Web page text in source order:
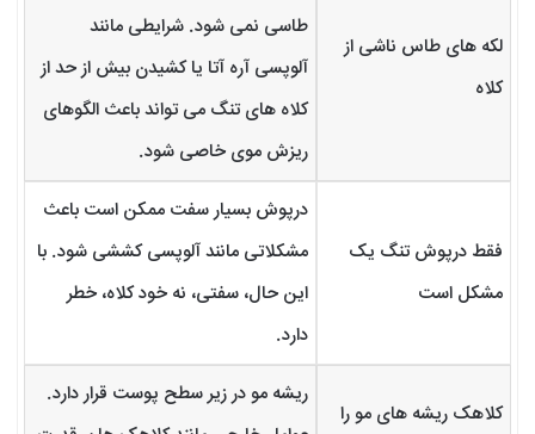
لکه های طاس ناشی از
کلاه
طاسی نمی شود. شرایطی مانند
آلوپسی آره آتا یا کشیدن بیش از حد از
کلاه های تنگ می تواند باعث الگوهای
ریزش موی خاصی شود.
فقط درپوش تنگ یک
مشکل است
درپوش بسیار سفت ممکن است باعث
مشکلاتی مانند آلوپسی کششی شود. با
این حال، سفتی، نه خود کلاه، خطر
دارد.
کلاهک ریشه های مو را
ریشه مو در زیر سطح پوست قرار دارد.